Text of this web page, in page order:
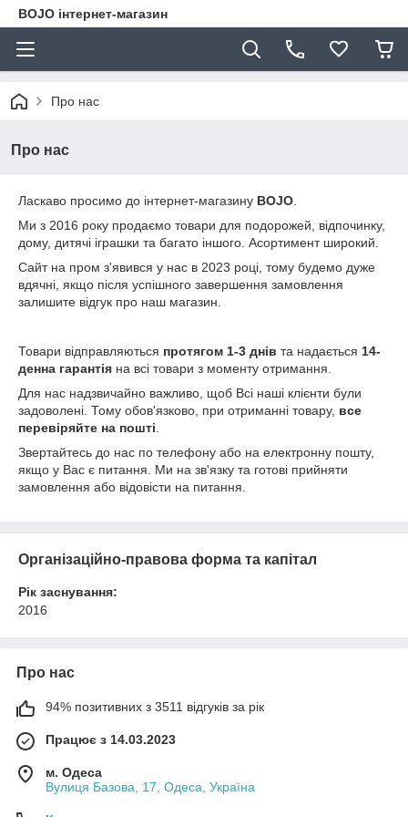
BOJO інтернет-магазин
Про нас
Про нас
Ласкаво просимо до інтернет-магазину BOJO
Ми з 2016 року продаємо товари для подорожей, відпочинку,
дому, дитячі іграшки та багато іншого. Асортимент широкий.
Сайт на пром з'явився у нас в 2023 році, тому будемо дуже
вдячні, якщо після успішного завершення замовлення
залишите відгук про наш магазин.
Товари відправляються протягом 1-3 днів та надається 14-
денна гарантія на всі товари з моменту отримання.
Для нас надзвичайно важливо, щоб Всі наші клієнти були
задоволені. Тому обов'язково, при отриманні товару, все
перевіряйте на пошті
Звертайтесь до нас по телефону або на електронну пошту,
якщо у Вас є питання. Ми на зв'язку та готові прийняти
замовлення або відовісти на питання.
Організаційно-правова форма та капітал
Рік заснування:
2016
Про нас
94% позитивних з 3511 відгуків за рік
Працює з 14.03.2023
м. Одеса
Вулиця Базова, 17, Одеса, Україна